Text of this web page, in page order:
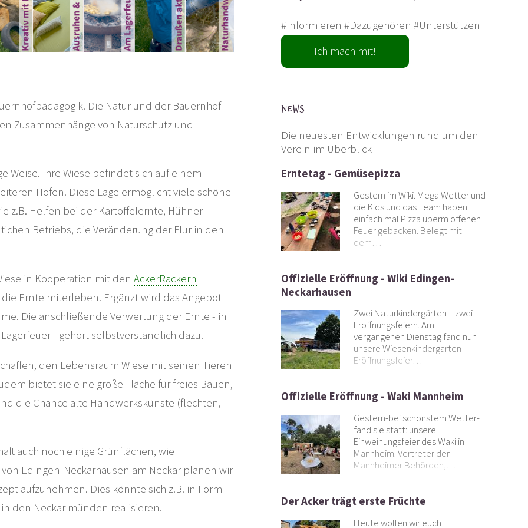
Die Natur und der Bauernhof
Zusammenhänge von Naturschutz und
Weise. Ihre Wiese befindet sich auf einem
Höfen. Diese Lage ermöglicht viele schöne
z.B. Helfen bei der Kartoffelernte, Hühner
Betriebs, die Veränderung der Flur in den
in Kooperation mit den AckerRackern
Ernte miterleben. Ergänzt wird das Angebot
Die anschließende Verwertung der Ernte - in
- gehört selbstverständlich dazu.
den Lebensraum Wiese mit seinen Tieren
bietet sie eine große Fläche für freies Bauen,
die Chance alte Handwerkskünste (flechten,
auch noch einige Grünflächen, wie
Edingen-Neckarhausen am Neckar planen wir
aufzunehmen. Dies könnte sich z.B. in Form
den Neckar münden realisieren.
#Informieren #Dazugehören #Unterstützen
Ich mach mit!
News
Die neuesten Entwicklungen rund um den
Verein im Überblick
Erntetag - Gemüsepizza
Gestern im Wiki. Mega Wetter und
die Kids und das Team haben
einfach mal Pizza überm offenen
Feuer gebacken. Belegt mit
dem…
Offizielle Eröffnung - Wiki Edingen-
Neckarhausen
Zwei Naturkindergärten – zwei
Eröffnungsfeiern. Am
vergangenen Dienstag fand nun
unsere Wiesenkindergarten
Eröffnungsfeier…
Offizielle Eröffnung - Waki Mannheim
Gestern-bei schönstem Wetter-
fand sie statt: unsere
Einweihungsfeier des Waki in
Mannheim. Vertreter der
Mannheimer Behörden,…
Der Acker trägt erste Früchte
Heute wollen wir euch